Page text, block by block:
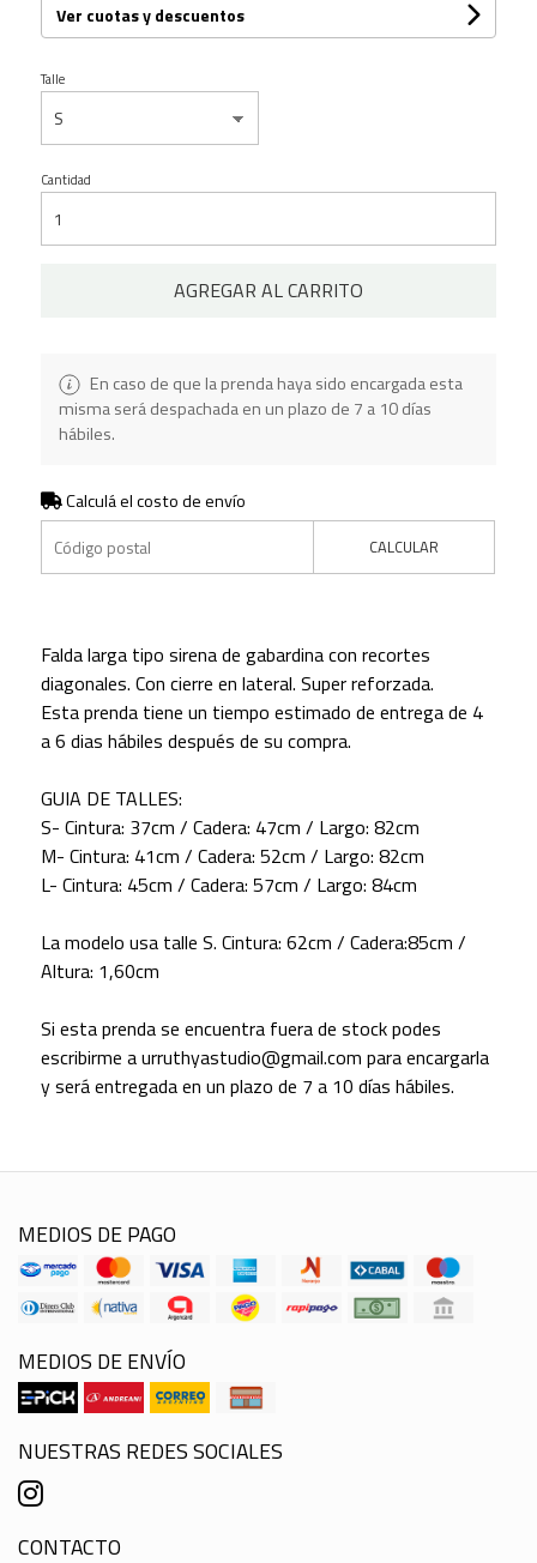
Ver cuotas y descuentos
Talle
Cantidad
AGREGAR AL CARRITO
En caso de que la prenda haya sido encargada esta
misma será despachada en un plazo de 7 a 10 días
hábiles.
Calculá el costo de envío
CALCULAR
Falda larga tipo sirena de gabardina con recortes
diagonales. Con cierre en lateral. Super reforzada.
Esta prenda tiene un tiempo estimado de entrega de 4
a 6 dias hábiles después de su compra.
GUIA DE TALLES:
S- Cintura: 37cm / Cadera: 47cm / Largo: 82cm
M- Cintura: 41cm / Cadera: 52cm / Largo: 82cm
L- Cintura: 45cm / Cadera: 57cm / Largo: 84cm
La modelo usa talle S. Cintura: 62cm / Cadera:85cm /
Altura: 1,60cm
Si esta prenda se encuentra fuera de stock podes
escribirme a urruthyastudio@gmail.com para encargarla
y será entregada en un plazo de 7 a 10 días hábiles.
MEDIOS DE PAGO
MEDIOS DE ENVÍO
NUESTRAS REDES SOCIALES
CONTACTO